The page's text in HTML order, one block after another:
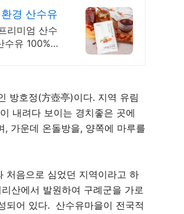
경 산수유
리미엄 산수
수유 100%
방호정(方壺亭)이다. 지역 유림
내려다 보이는 경치좋은 곳에
가운데 온돌방을, 양쪽에 마루를
처음으로 심었던 지역이라고 하
산에서 발원하여 구례군을 가로
되어 있다. 산수유마을이 전국적